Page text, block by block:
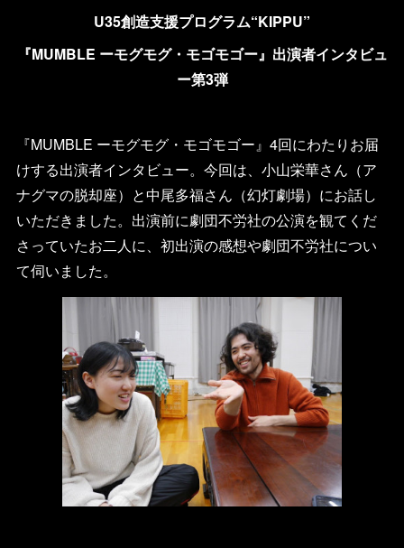
U35創造⽀援プログラム“KIPPU”
『MUMBLE ーモグモグ・モゴモゴー』出演者インタビュ
ー第3弾
『MUMBLE ーモグモグ・モゴモゴー』4回にわたりお届
けする出演者インタビュー。今回は、⼩⼭栄華さん（ア
ナグマの脱却座）と中尾多福さん（幻灯劇場）にお話し
いただきました。出演前に劇団不労社の公演を観てくだ
さっていたお二人に、初出演の感想や劇団不労社につい
て伺いました。